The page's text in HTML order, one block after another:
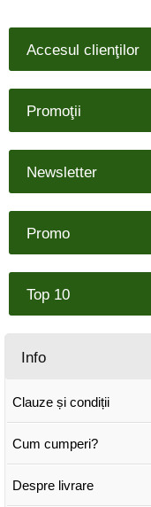
Accesul clienţilor
Promoţii
Newsletter
Promo
Top 10
Info
Clauze și condiții
Cum cumperi?
Despre livrare